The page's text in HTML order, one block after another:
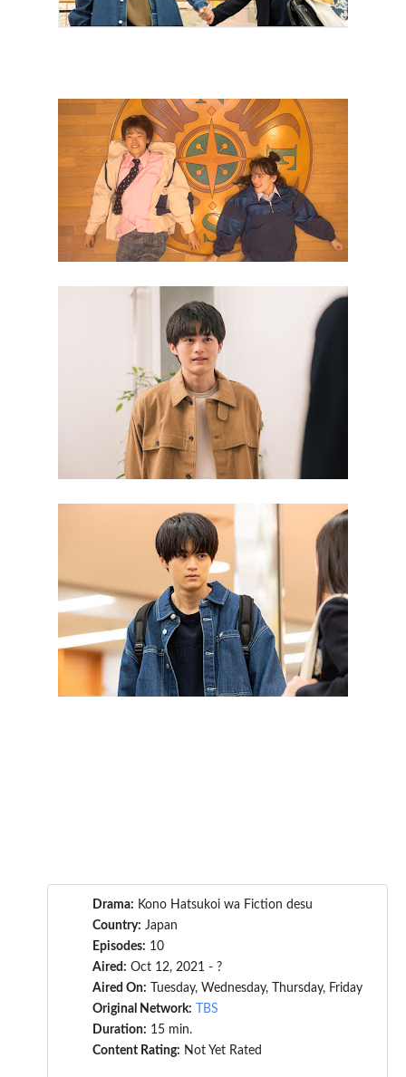
Drama: Kono Hatsukoi wa Fiction desu
Country: Japan
Episodes: 10
Aired: Oct 12, 2021 - ?
Aired On: Tuesday, Wednesday, Thursday, Friday
Original Network:
TBS
Duration: 15 min.
Content Rating: Not Yet Rated